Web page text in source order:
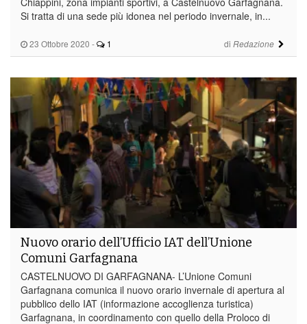
23 Ottobre 2020 - 1 di Redazione
Si tratta di una sede più idonea nel periodo invernale, in...
Nuovo orario dell’Ufficio IAT dell’Unione
Comuni Garfagnana
CASTELNUOVO DI GARFAGNANA- L’Unione Comuni
Garfagnana comunica il nuovo orario invernale di apertura al
pubblico dello IAT (informazione accoglienza turistica)
Garfagnana, in coordinamento con quello della Proloco di